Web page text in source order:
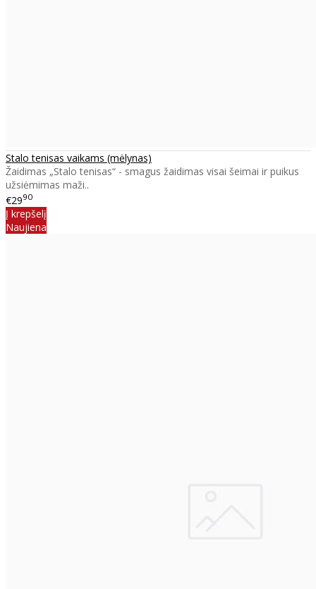
Stalo tenisas vaikams (mėlynas)
Žaidimas „Stalo tenisas“ - smagus žaidimas visai šeimai ir puikus
užsiėmimas maži..
€2990
Į krepšelį
Naujiena